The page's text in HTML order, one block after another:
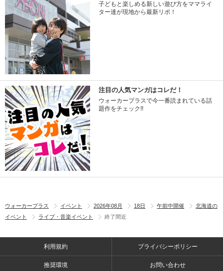
子どもと楽しめる新しい遊び方をママライ
ター達が現地から最新リポ！
注目の人気マンガはコレだ！
ウォーカープラスで今一番読まれている話
題作をチェック!!
ウォーカープラス イベント 2026年08月 18日 午前中開催
北海道の
イベント
ライブ・音楽イベント 終了間近
利用規約 プライバシーポリシー
推奨環境 お問い合わせ